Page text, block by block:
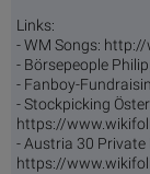
Links:
- WM Songs:
- Börsepeople
- Fanboy-
- Stockpicking
https://
- Austria 30 Private
https://